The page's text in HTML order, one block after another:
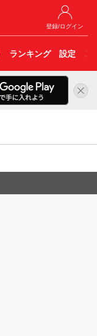
登録/ログイン
ランキング 設定 こ